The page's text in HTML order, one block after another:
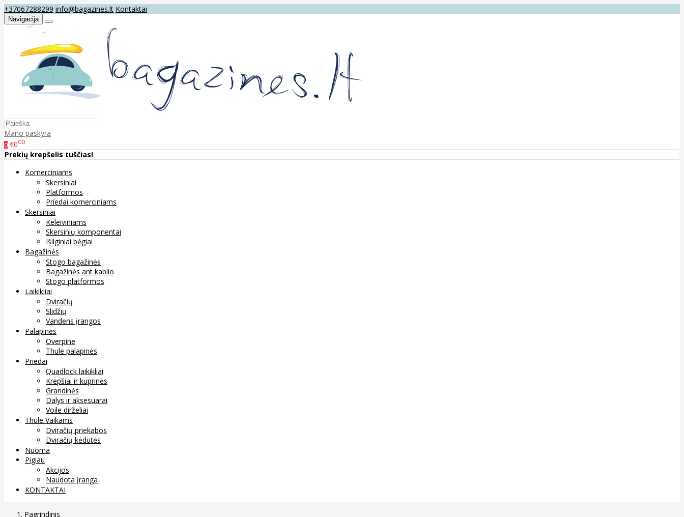
+37067288299 info@bagazines.lt Kontaktai
Navigacija
Mano paskyra
0 €000
Prekių krepšelis tuščias!
Komerciniams
Skersiniai
Platformos
Priedai komerciniams
Skersiniai
Keleiviniams
Skersinių komponentai
Išilginiai bėgiai
Bagažinės
Stogo bagažinės
Bagažinės ant kablio
Stogo platformos
Laikikliai
Dviračių
Slidžių
Vandens įrangos
Palapinės
Overpine
Thule palapinės
Priedai
Quadlock laikikliai
Krepšiai ir kuprinės
Grandinės
Dalys ir aksesuarai
Voile dirželiai
Thule Vaikams
Dviračių priekabos
Dviračių kėdutės
Nuoma
Pigiau
Akcijos
Naudota įranga
KONTAKTAI
Pagrindinis